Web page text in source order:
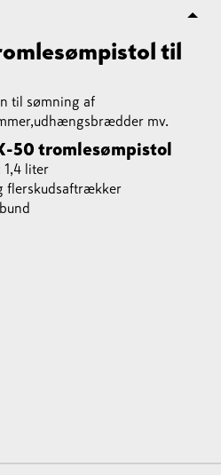
til
til sømning af
mv.
50 tromlesømpistol
1,4 liter
flerskudsaftrækker